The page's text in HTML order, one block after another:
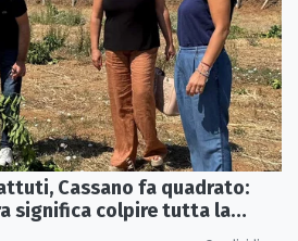
Cassano fa quadrato:
significa colpire tutta la